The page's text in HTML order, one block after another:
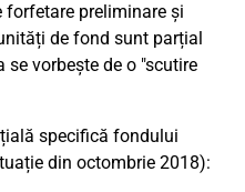
preliminare și
de fond sunt parțial
se vorbește de o "scutire
specifică fondului
din octombrie 2018):